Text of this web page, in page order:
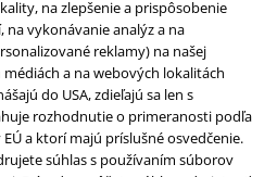
na zlepšenie a prispôsobenie
vykonávanie analýz a na
reklamy) na našej
a na webových lokalitách
do USA, zdieľajú sa len s
rozhodnutie o primeranosti podľa
a ktorí majú príslušné osvedčenie.
súhlas s používaním súborov
prostredia